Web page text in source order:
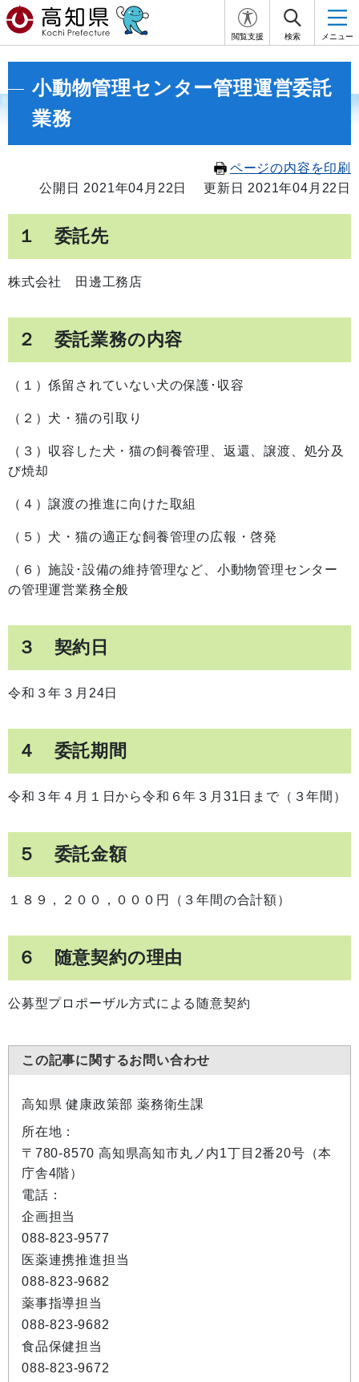
閲覧支援 検索 メニュー
小動物管理センター管理運営委託
業務
ページの内容を印刷
公開日 2021年04月22日
更新日 2021年04月22日
１ 委託先
株式会社 田邊工務店
２ 委託業務の内容
（１）係留されていない犬の保護･収容
（２）犬・猫の引取り
（３）収容した犬・猫の飼養管理、返還、譲渡、処分及
び焼却
（４）譲渡の推進に向けた取組
（５）犬・猫の適正な飼養管理の広報・啓発
（６）施設･設備の維持管理など、小動物管理センター
の管理運営業務全般
３ 契約日
令和３年３月24日
４ 委託期間
令和３年４月１日から令和６年３月31日まで（３年間）
５ 委託金額
１８９，２００，０００円（３年間の合計額）
６ 随意契約の理由
公募型プロポーザル方式による随意契約
この記事に関するお問い合わせ
高知県 健康政策部 薬務衛生課
所在地：
〒780-8570 高知県高知市丸ノ内1丁目2番20号（本
庁舎4階）
電話：
企画担当
088-823-9577
医薬連携推進担当
088-823-9682
薬事指導担当
088-823-9682
食品保健担当
088-823-9672